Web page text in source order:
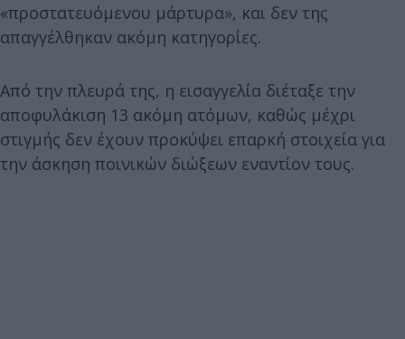
«προστατευόμενου μάρτυρα», και δεν της
απαγγέλθηκαν ακόμη κατηγορίες.
Από την πλευρά της, η εισαγγελία διέταξε την
αποφυλάκιση 13 ακόμη ατόμων, καθώς μέχρι
στιγμής δεν έχουν προκύψει επαρκή στοιχεία για
την άσκηση ποινικών διώξεων εναντίον τους.